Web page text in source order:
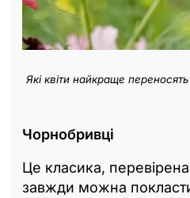
Які квіти найкраще
Чорнобривці
Це класика,
завжди можна